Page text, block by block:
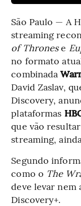
São Paulo — A
streaming
of Thronese
no formato
combinada
David Zaslav,
Discovery,
plataformas
que vão
streaming,
Segundo
como o The
deve levar nem
Discovery+.